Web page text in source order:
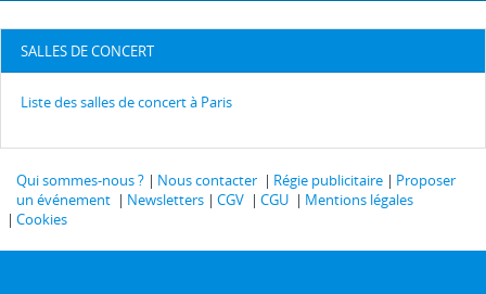
SALLES DE CONCERT
Liste des salles de concert à Paris
Qui sommes-nous ? Nous contacter Régie publicitaire
Proposer
un événement
Newsletters CGV CGU
Mentions légales
Cookies